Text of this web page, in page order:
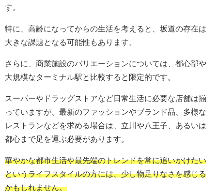
す。
特に、高齢になってからの生活を考えると、坂道の存在は
大きな課題となる可能性もあります。
さらに、商業施設のバリエーションについては、都心部や
大規模なターミナル駅と比較すると限定的です。
スーパーやドラッグストアなど日常生活に必要な店舗は揃
っていますが、最新のファッションやブランド品、多様な
レストランなどを求める場合は、立川や八王子、あるいは
都心まで足を運ぶ必要があります。
華やかな都市生活や最先端のトレンドを常に追いかけたい
というライフスタイルの方には、少し物足りなさを感じる
かもしれません。